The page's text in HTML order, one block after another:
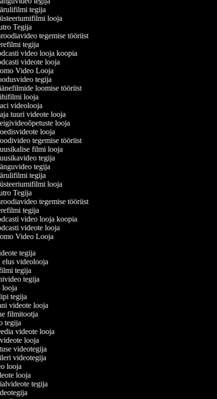
tegija
looja
Tegija
tegemise tööriist
tegija
video looja koopia
videote looja
Video Looja
tegija
loomise tööriist
looja
videolooja
tuuri videote looja
looja
looja
tegemise tööriist
filmi looja
tegija
tegija
tegija
looja
Tegija
tegemise tööriist
tegija
video looja koopia
videote looja
Video Looja
tegija
elus videolooja
tegija
tegija
looja
tegija
videote looja
filmitootja
tegija
videote looja
looja
videotegija
videotegija
looja
looja
tegija